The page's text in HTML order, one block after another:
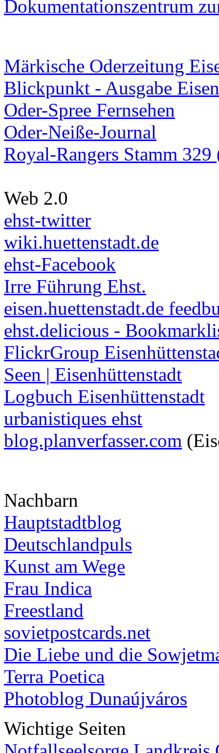
Dokumentationszentrum
Märkische Oderzeitung
Blickpunkt - Ausgabe
Oder-Spree Fernsehen
Oder-Neiße-Journal
Royal-Rangers Stamm
Web 2.0
ehst-twitter
wiki.huettenstadt.de
ehst-Facebook
Irre Führung Ehst.
eisen.huettenstadt.de
ehst.delicious -
FlickrGroup
Seen | Eisenhüttenstadt
Logbuch Eisenhüttenstadt
urbanistiques ehst
blog.planverfasser.com
Nachbarn
Hauptstadtblog
Deutschlandpuls
Kunst am Wege
Frau Indica
Freestland
sovietpostcards.net
Die Liebe und die
Terra Poetica
Photoblog Dunaújváros
Wichtige Seiten